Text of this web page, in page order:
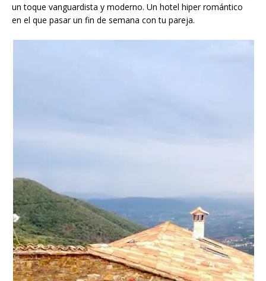
un toque vanguardista y moderno. Un hotel hiper romántico
en el que pasar un fin de semana con tu pareja.